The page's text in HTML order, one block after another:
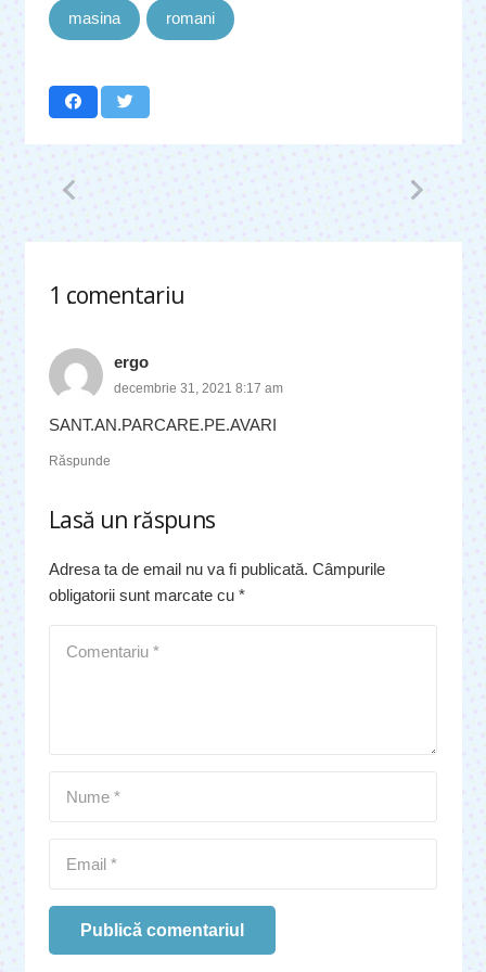
masina romani
1 comentariu
.
ergo
decembrie 31, 2021 8:17 am
SANT.AN.PARCARE.PE.AVARI
Răspunde
Lasă un răspuns
Adresa ta de email nu va fi publicată. Câmpurile
obligatorii sunt marcate cu *
Publică comentariul